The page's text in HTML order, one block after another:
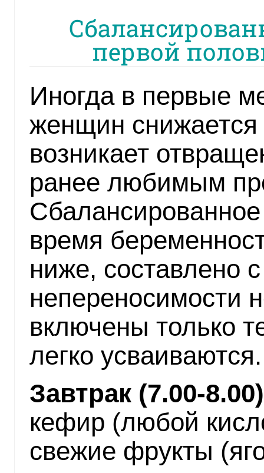
первой
Иногда в первые
женщин снижается
возникает
ранее любимым
время
ниже, составлено
непереносимости
включены только
легко усваиваются.
Завтрак (7.00-
кефир (любой
свежие фрукты